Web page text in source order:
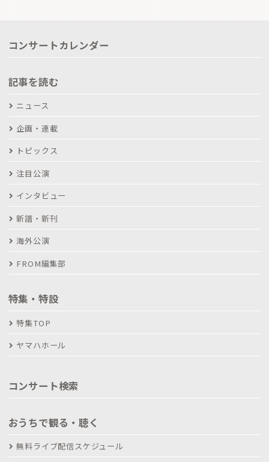
コンサートカレンダー
記事を読む
ニュース
企画・連載
トピックス
注目公演
インタビュー
新譜・新刊
海外公演
FROM編集部
特集・特設
特集TOP
ヤマハホール
コンサート検索
おうちで観る・聴く
無料ライブ配信スケジュール